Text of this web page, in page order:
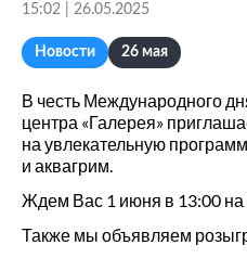
15:02 | 26.05.2025
Новости 26 мая
В честь Международного
центра «Галерея»
на увлекательную
и аквагрим.
Ждем Вас 1 июня в 13:00 на
Также мы объявляем